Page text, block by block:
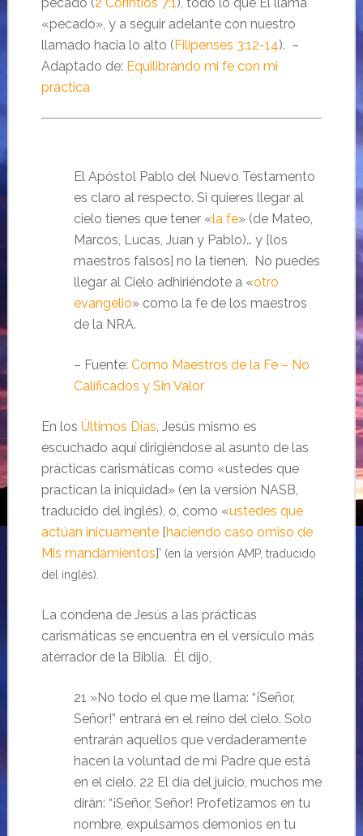
«pecado», y a seguir adelante con nuestro
llamado hacia lo alto (Filipenses 3:12-14). –
Adaptado de: Equilibrando mi fe con mi
práctica
El Apóstol Pablo del Nuevo Testamento
es claro al respecto. Si quieres llegar al
cielo tienes que tener «la fe» (de Mateo,
Marcos, Lucas, Juan y Pablo)… y [los
maestros falsos] no la tienen. No puedes
llegar al Cielo adhiriéndote a «otro
evangelio» como la fe de los maestros
de la NRA.
– Fuente: Como Maestros de la Fe – No
Calificados y Sin Valor
En los Últimos Días , Jesús mismo es
escuchado aquí dirigiéndose al asunto de las
prácticas carismáticas como «ustedes que
practican la iniquidad» (en la versión NASB,
traducido del inglés), o, como «ustedes que
actúan inicuamente[haciendo caso omiso de
Mis mandamientos]’ (en la versión AMP, traducido
del inglés).
La condena de Jesús a las prácticas
carismáticas se encuentra en el versículo más
aterrador de la Biblia. Él dijo,
21 »No todo el que me llama: “¡Señor,
Señor!” entrará en el reino del cielo. Solo
entrarán aquellos que verdaderamente
hacen la voluntad de mi Padre que está
en el cielo. 22 El día del juicio, muchos me
dirán: “¡Señor, Señor! Profetizamos en tu
nombre, expulsamos demonios en tu